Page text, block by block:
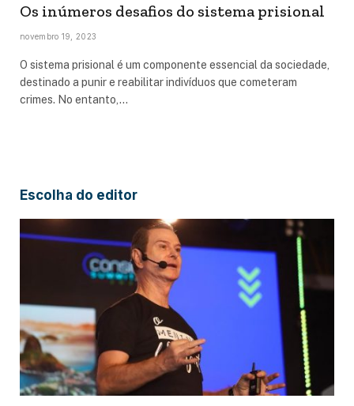
Os inúmeros desafios do sistema prisional
novembro 19, 2023
O sistema prisional é um componente essencial da sociedade,
destinado a punir e reabilitar indivíduos que cometeram
crimes. No entanto,…
Escolha do editor